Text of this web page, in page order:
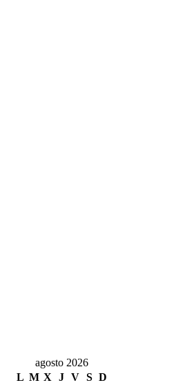
agosto 2026
L M X J V S D